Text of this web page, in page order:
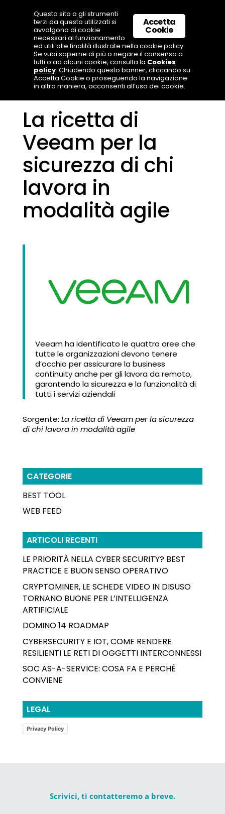
La ricetta di
Veeam per la
sicurezza di chi
lavora in
modalità agile
Veeam ha identificato le quattro aree che
tutte le organizzazioni devono tenere
d’occhio per assicurare la business
continuity anche per gli lavora da remoto,
garantendo la sicurezza e la funzionalità di
tutti i servizi aziendali
Sorgente: La ricetta di Veeam per la sicurezza
di chi lavora in modalità agile
CATEGORIE
BEST TOOL
WEB FEED
ARTICOLI RECENTI
LE PRIORITÀ NELLA CYBER SECURITY? BEST
PRACTICE E BUON SENSO OPERATIVO
CRYPTOMINER, LE SCHEDE VIDEO IN DISUSO
TORNANO BUONE PER L’INTELLIGENZA
ARTIFICIALE
DOMINO 14 ROADMAP
CYBERSECURITY E IOT, COME RENDERE
RESILIENTI LE RETI DI OGGETTI INTERCONNESSI
SOC AS-A-SERVICE: COSA FA E PERCHÉ
CONVIENE
LEGAL
Privacy Policy
Scrivici, ti contatteremo a breve.
Accetta
Cookie
Questo sito o gli strumenti
terzi da questo utilizzati si
avvalgono di cookie
necessari al funzionamento
ed utili alle finalità illustrate nella cookie policy.
Se vuoi saperne di più o negare il consenso a
tutti o ad alcuni cookie, consulta la Cookies
policy. Chiudendo questo banner, cliccando su
Accetta Cookie o proseguendo la navigazione
in altra maniera, acconsenti all’uso dei cookie.